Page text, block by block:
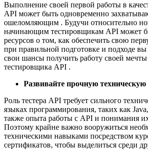
Выполнение своей первой работы в
API может быть одновременно
ошеломляющим . Будучи относительно
начинающим тестировщикам API может
ресурсов о том, как обеспечить свою
при правильной подготовке и подходе
свои шансы получить работу своей мечты
тестировщика API .
Развивайте прочную техническую
Роль тестера API требует сильного
языках программирования, таких как
также опыта работы с API и понимания
Поэтому крайне важно вооружиться
техническими навыками посредством
сертификатов, чтобы выделиться среди